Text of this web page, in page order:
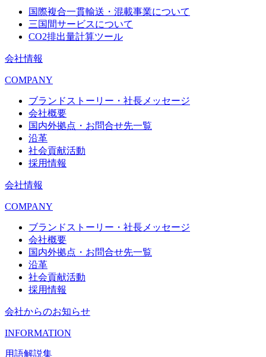
国際複合一貫輸送・混載事業について
三国間サービスについて
CO2排出量計算ツール
会社情報
COMPANY
ブランドストーリー・社長メッセージ
会社概要
国内外拠点・お問合せ先一覧
沿革
社会貢献活動
採用情報
会社情報
COMPANY
ブランドストーリー・社長メッセージ
会社概要
国内外拠点・お問合せ先一覧
沿革
社会貢献活動
採用情報
会社からのお知らせ
INFORMATION
用語解説集